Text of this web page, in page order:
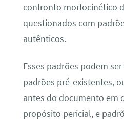
confronto morfocinético
questionados com
autênticos.
Esses padrões podem
padrões pré-existentes,
antes do documento em
propósito pericial, e